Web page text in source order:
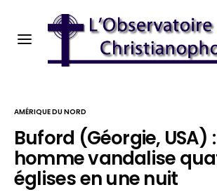
AMÉRIQUE DU NORD
Buford (Géorgie, USA)
homme vandalise
églises en une nuit